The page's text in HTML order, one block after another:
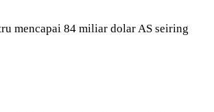
mencapai 84 miliar dolar AS seiring